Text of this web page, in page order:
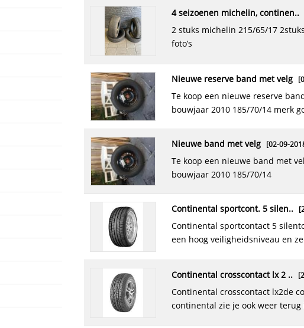
4 seizoenen michelin, continen..
2 stuks michelin 215/65/17 2stuks continental 215/65/17 zie
foto’s
nieuwe reserve band met velg
te koop een nieuwe reserve band met velg van een opel corsa
bouwjaar 2010 185/70/14 merk
nieuwe band met velg [02-09-
te koop een nieuwe band met velg van een opel corsa
bouwjaar 2010 185/70/14
continental sportcont. 5 silen..
continental sportcontact 5 silentonbeperkt rijplezier dankzij
een hoog veiligheidsniveau en
continental crosscontact lx 2 ..
continental crosscontact lx2de constante verbeteringen van
continental zie je ook weer terug